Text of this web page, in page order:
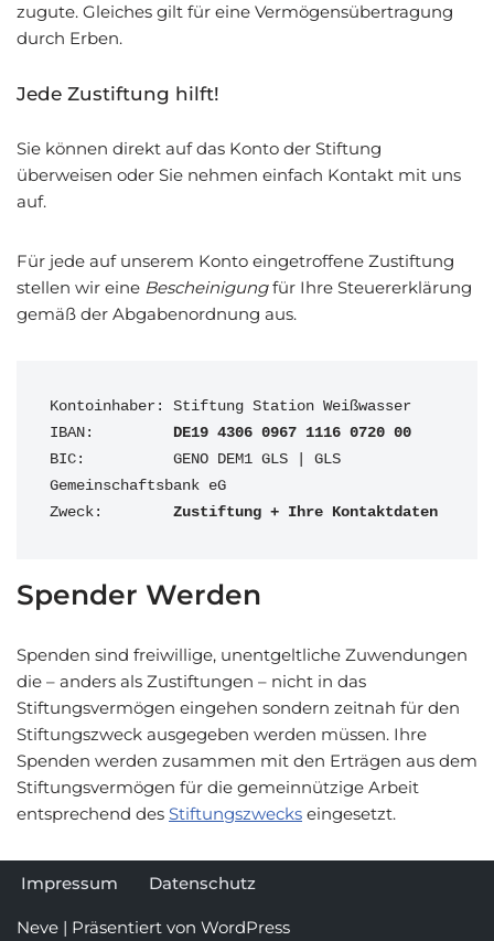
zugute. Gleiches gilt für eine Vermögensübertragung
durch Erben.
Jede Zustiftung hilft!
Sie können direkt auf das Konto der Stiftung
überweisen oder Sie nehmen einfach Kontakt mit uns
auf.
Für jede auf unserem Konto eingetroffene Zustiftung
stellen wir eine Bescheinigungfür Ihre Steuererklärung
gemäß der Abgabenordnung aus.
Kontoinhaber: Stiftung Station Weißwasser
IBAN: DE19 4306 0967 1116 0720 00
BIC:          GENO DEM1 GLS | GLS
Gemeinschaftsbank eG
Zweck: Zustiftung + Ihre Kontaktdaten
Spender Werden
Spenden sind freiwillige, unentgeltliche Zuwendungen
die – anders als Zustiftungen – nicht in das
Stiftungsvermögen eingehen sondern zeitnah für den
Stiftungszweck ausgegeben werden müssen. Ihre
Spenden werden zusammen mit den Erträgen aus dem
Stiftungsvermögen für die gemeinnützige Arbeit
entsprechend des Stiftungszwecks eingesetzt.
Impressum Datenschutz
Neve | Präsentiert von WordPress